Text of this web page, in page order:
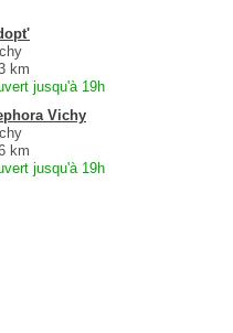
km
jusqu'à 19h
Vichy
km
jusqu'à 19h